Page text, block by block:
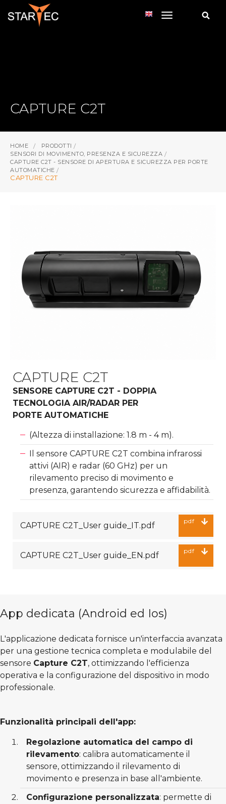
toggle
CAPTURE C2T
HOME
PRODOTTI
SENSORI DI MOVIMENTO, PRESENZA E SICUREZZA
CAPTURE C2T - SENSORE DI APERTURA E SICUREZZA PER PORTE
AUTOMATICHE
CAPTURE C2T
CAPTURE C2T
SENSORE CAPTURE C2T - DOPPIA
TECNOLOGIA AIR/RADAR PER
PORTE AUTOMATICHE
(Altezza di installazione: 1.8 m - 4 m).
Il sensore CAPTURE C2T combina infrarossi
attivi (AIR) e radar (60 GHz) per un
rilevamento preciso di movimento e
presenza, garantendo sicurezza e affidabilità.
CAPTURE C2T_User guide_IT.pdf pdf
CAPTURE C2T_User guide_EN.pdf pdf
App dedicata (Android ed Ios)
L'applicazione dedicata fornisce un'interfaccia avanzata
per una gestione tecnica completa e modulabile del
sensore Capture C2T, ottimizzando l'efficienza
operativa e la configurazione del dispositivo in modo
professionale.
Funzionalità principali dell'app:
Regolazione automatica del campo di
rilevamento: calibra automaticamente il
sensore, ottimizzando il rilevamento di
movimento e presenza in base all'ambiente.
Configurazione personalizzata: permette di